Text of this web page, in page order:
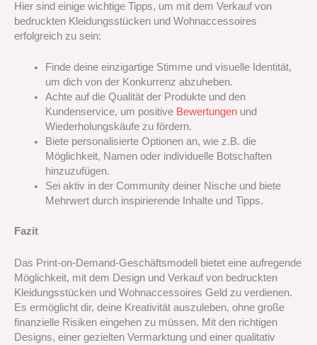
Hier sind einige wichtige Tipps, um mit dem Verkauf von
bedruckten Kleidungsstücken und Wohnaccessoires
erfolgreich zu sein:
Finde deine einzigartige Stimme und visuelle Identität,
um dich von der Konkurrenz abzuheben.
Achte auf die Qualität der Produkte und den
Kundenservice, um positive Bewertungenund
Wiederholungskäufe zu fördern.
Biete personalisierte Optionen an, wie z.B. die
Möglichkeit, Namen oder individuelle Botschaften
hinzuzufügen.
Sei aktiv in der Community deiner Nische und biete
Mehrwert durch inspirierende Inhalte und Tipps.
Fazit
Das Print-on-Demand-Geschäftsmodell bietet eine aufregende
Möglichkeit, mit dem Design und Verkauf von bedruckten
Kleidungsstücken und Wohnaccessoires Geld zu verdienen.
Es ermöglicht dir, deine Kreativität auszuleben, ohne große
finanzielle Risiken eingehen zu müssen. Mit den richtigen
Designs, einer gezielten Vermarktung und einer qualitativ